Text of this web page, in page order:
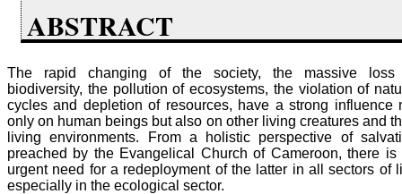
ABSTRACT
The rapid changing of the society, the massive loss
biodiversity, the pollution of ecosystems, the violation of
cycles and depletion of resources, have a strong influence
only on human beings but also on other living creatures and
living environments. From a holistic perspective of
preached by the Evangelical Church of Cameroon, there is
urgent need for a redeployment of the latter in all sectors of
especially in the ecological sector.